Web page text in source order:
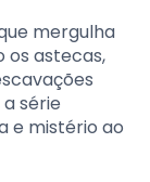
mergulha
os astecas,
série
e mistério ao